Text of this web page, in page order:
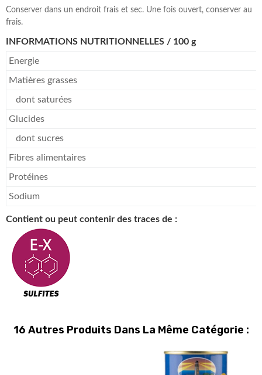
Conserver dans un endroit frais et sec. Une fois ouvert, conserver au
frais.
INFORMATIONS NUTRITIONNELLES / 100 g
Energie
Matières grasses
dont saturées
Glucides
dont sucres
Fibres alimentaires
Protéines
Sodium
Contient ou peut contenir des traces de :
16 Autres Produits Dans La Même Catégorie :